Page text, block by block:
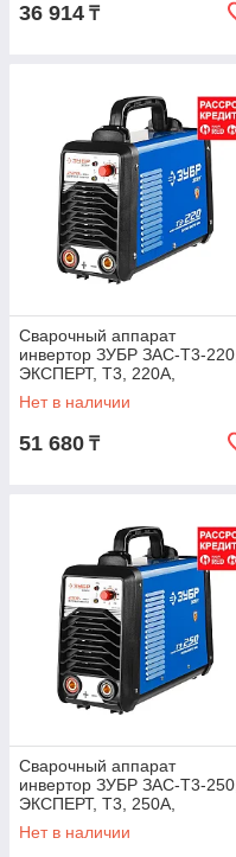
36 914 ₸
Сварочный аппарат
инвертор ЗУБР ЗАС-Т3-220,
ЭКСПЕРТ, T3, 220А,
MMA/TIG LIFT, IGBT, VRD,,
ПВ-60%, 1*220В (мин
Нет в наличии
51 680 ₸
Сварочный аппарат
инвертор ЗУБР ЗАС-Т3-250,
ЭКСПЕРТ, T3, 250А,
MMA/TIG LIFT, IGBT, VRD,,
ПВ-60%, 1*220В (мин
Нет в наличии